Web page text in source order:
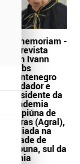
In memoriam -
Entrevista
com Ivann
Krebs
Montenegro
fundador e
presidente da
Academia
Grapiúna de
Letras (Agral),
sediada na
cidade de
Itabuna, sul da
Bahia